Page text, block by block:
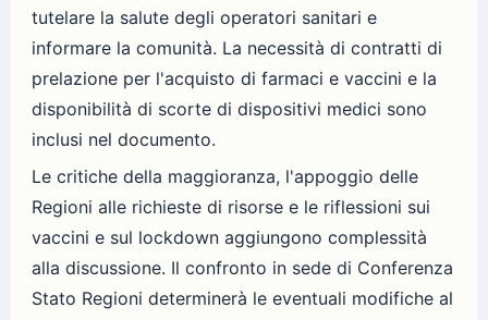
tutelare la salute degli operatori sanitari e
informare la comunità. La necessità di contratti di
prelazione per l'acquisto di farmaci e vaccini e la
disponibilità di scorte di dispositivi medici sono
inclusi nel documento.
Le critiche della maggioranza, l'appoggio delle
Regioni alle richieste di risorse e le riflessioni sui
vaccini e sul lockdown aggiungono complessità
alla discussione. Il confronto in sede di Conferenza
Stato Regioni determinerà le eventuali modifiche al